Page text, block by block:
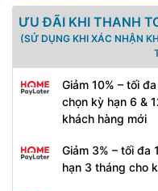
ƯU ĐÃI KHI THANH
(SỬ DỤNG KHI XÁC NHẬN
Giảm 10% – tối
chọn kỳ hạn 6 &
khách hàng mới
Giảm 3% – tối
hạn 3 tháng cho